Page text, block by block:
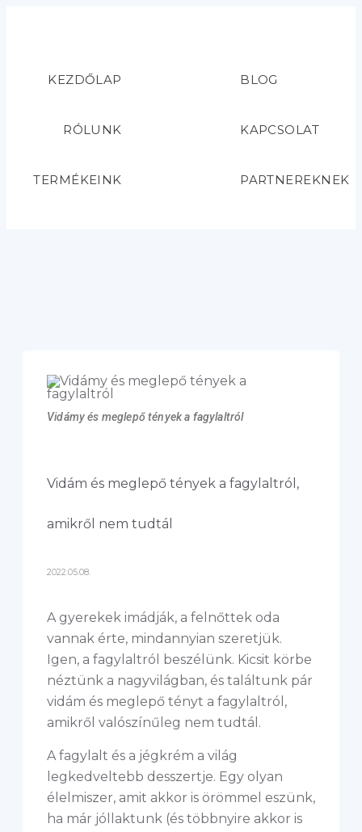
KEZDŐLAP
RÓLUNK
TERMÉKEINK
BLOG
KAPCSOLAT
PARTNEREKNEK
Vidámy és meglepő tények a fagylaltról
Vidám és meglepő tények a fagylaltról,
amikről nem tudtál
2022.05.08.
A gyerekek imádják, a felnőttek oda
vannak érte, mindannyian szeretjük.
Igen, a fagylaltról beszélünk. Kicsit körbe
néztünk a nagyvilágban, és találtunk pár
vidám és meglepő tényt a fagylaltról,
amikről valószínűleg nem tudtál.
A fagylalt és a jégkrém a világ
legkedveltebb desszertje. Egy olyan
élelmiszer, amit akkor is örömmel eszünk,
ha már jóllaktunk (és többnyire akkor is